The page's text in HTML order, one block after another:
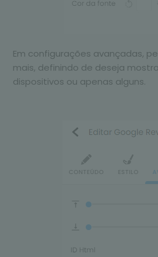
Em configurações avançadas,
mais, definindo de deseja
dispositivos ou apenas alguns.